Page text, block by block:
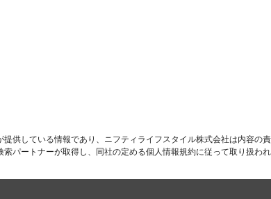
供している情報であり、ニフティライフスタイル株式会社は内容の
パートナーが取得し、同社の定める個人情報規約に従って取り扱われ